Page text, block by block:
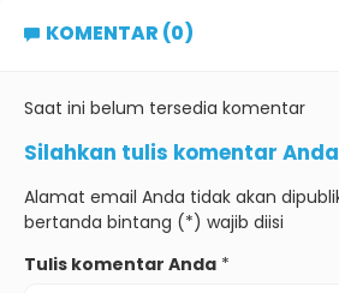
KOMENTAR (0)
Saat ini belum tersedia komentar
Silahkan tulis komentar Anda
Alamat email Anda tidak akan
bertanda bintang (*) wajib diisi
Tulis komentar Anda *